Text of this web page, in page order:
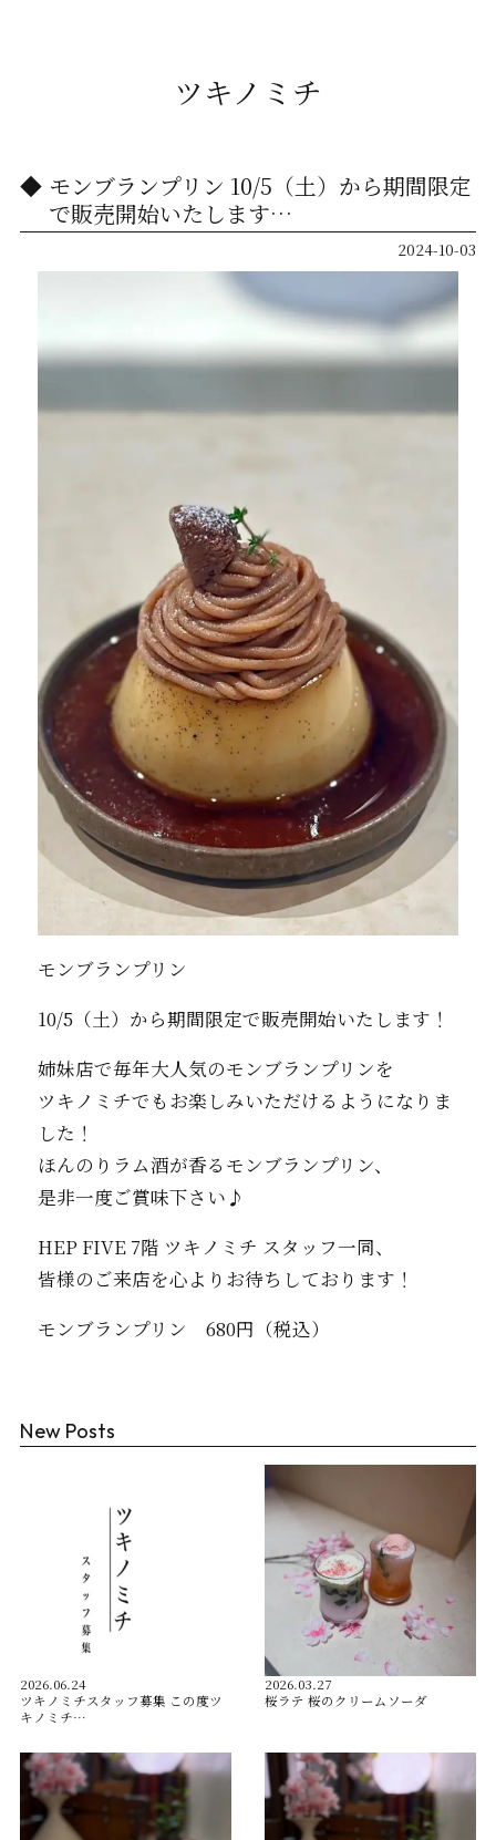
ツキノミチ
モンブランプリン 10/5（土）から期間限定
で販売開始いたします…
2024-10-03
モンブランプリン
10/5（土）から期間限定で販売開始いたします！
姉妹店で毎年大人気のモンブランプリンを
ツキノミチでもお楽しみいただけるようになりま
した！
ほんのりラム酒が香るモンブランプリン、
是非一度ご賞味下さい♪
HEP FIVE 7階 ツキノミチ スタッフ一同、
皆様のご来店を心よりお待ちしております！
モンブランプリン 680円（税込）
New Posts
2026.06.24
ツキノミチスタッフ募集 この度ツ
キノミチ…
2026.03.27
桜ラテ 桜のクリームソーダ